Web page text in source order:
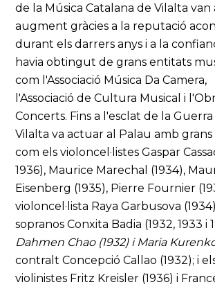
de la Música Catalana de Vilalta van
augment gràcies a la reputació
durant els darrers anys i a la
havia obtingut de grans entitats
com l'Associació Música Da Camera,
l'Associació de Cultura Musical i
Concerts. Fins a l'esclat de la Guerra
Vilalta va actuar al Palau amb grans
com els violoncel·listes Gaspar
1936), Maurice Marechal (1934),
Eisenberg (1935), Pierre Fournier
violoncel·lista Raya Garbusova
sopranos Conxita Badia (1932, 1933 i
Dahmen Chao (1932) i Maria
contralt Concepció Callao (1932); i
violinistes Fritz Kreisler (1936) i